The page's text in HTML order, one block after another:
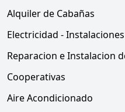
Alquiler de Cabañas
Electricidad - Instalaciones
Reparacion e Instalacion
Cooperativas
Aire Acondicionado